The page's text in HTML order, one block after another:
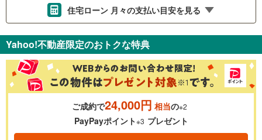
住宅ローン 月々の支払い目安を見る
金利 ％
0.01%
Yahoo!不動産限定のおトクな特典
ご成約で24,000円 相当の※2
PayPayポイント※3 プレゼント